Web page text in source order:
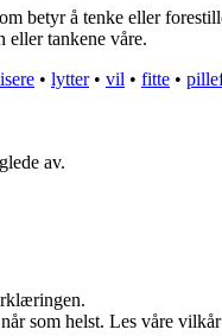
betyr å tenke eller
eller tankene våre.
• lytter• vil • fitte •
av.
som helst. Les våre